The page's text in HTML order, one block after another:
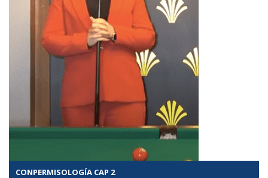
CONPERMISOLOGÍA CAP 2